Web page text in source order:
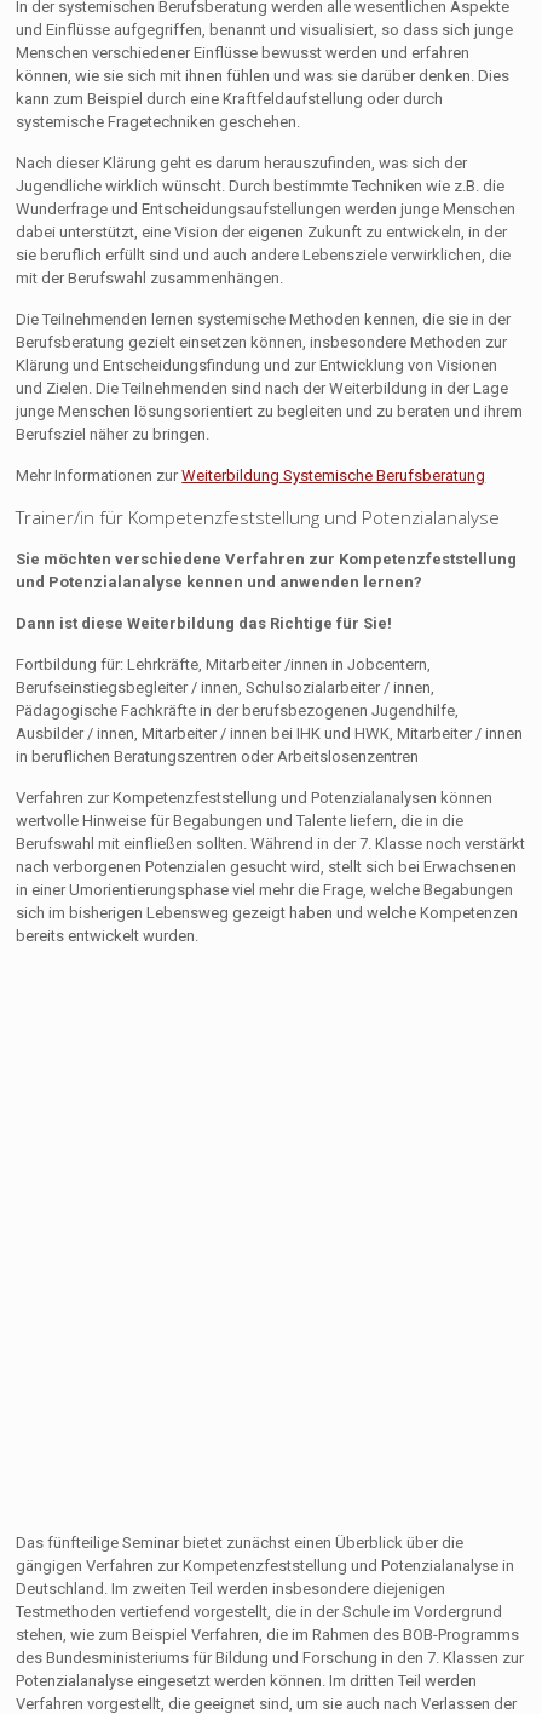
In der systemischen Berufsberatung werden alle wesentlichen Aspekte
und Einflüsse aufgegriffen, benannt und visualisiert, so dass sich junge
Menschen verschiedener Einflüsse bewusst werden und erfahren
können, wie sie sich mit ihnen fühlen und was sie darüber denken. Dies
kann zum Beispiel durch eine Kraftfeldaufstellung oder durch
systemische Fragetechniken geschehen.
Nach dieser Klärung geht es darum herauszufinden, was sich der
Jugendliche wirklich wünscht. Durch bestimmte Techniken wie z.B. die
Wunderfrage und Entscheidungsaufstellungen werden junge Menschen
dabei unterstützt, eine Vision der eigenen Zukunft zu entwickeln, in der
sie beruflich erfüllt sind und auch andere Lebensziele verwirklichen, die
mit der Berufswahl zusammenhängen.
Die Teilnehmenden lernen systemische Methoden kennen, die sie in der
Berufsberatung gezielt einsetzen können, insbesondere Methoden zur
Klärung und Entscheidungsfindung und zur Entwicklung von Visionen
und Zielen. Die Teilnehmenden sind nach der Weiterbildung in der Lage
junge Menschen lösungsorientiert zu begleiten und zu beraten und ihrem
Berufsziel näher zu bringen.
Mehr Informationen zurWeiterbildung Systemische Berufsberatung
Trainer/in für Kompetenzfeststellung und Potenzialanalyse
Sie möchten verschiedene Verfahren zur Kompetenzfeststellung
und Potenzialanalyse kennen und anwenden lernen?
Dann ist diese Weiterbildung das Richtige für Sie!
Fortbildung für: Lehrkräfte, Mitarbeiter /innen in Jobcentern,
Berufseinstiegsbegleiter / innen, Schulsozialarbeiter / innen,
Pädagogische Fachkräfte in der berufsbezogenen Jugendhilfe,
Ausbilder / innen, Mitarbeiter / innen bei IHK und HWK, Mitarbeiter / innen
in beruflichen Beratungszentren oder Arbeitslosenzentren
Verfahren zur Kompetenzfeststellung und Potenzialanalysen können
wertvolle Hinweise für Begabungen und Talente liefern, die in die
Berufswahl mit einfließen sollten. Während in der 7. Klasse noch verstärkt
nach verborgenen Potenzialen gesucht wird, stellt sich bei Erwachsenen
in einer Umorientierungsphase viel mehr die Frage, welche Begabungen
sich im bisherigen Lebensweg gezeigt haben und welche Kompetenzen
bereits entwickelt wurden.
Das fünfteilige Seminar bietet zunächst einen Überblick über die
gängigen Verfahren zur Kompetenzfeststellung und Potenzialanalyse in
Deutschland. Im zweiten Teil werden insbesondere diejenigen
Testmethoden vertiefend vorgestellt, die in der Schule im Vordergrund
stehen, wie zum Beispiel Verfahren, die im Rahmen des BOB-Programms
des Bundesministeriums für Bildung und Forschung in den 7. Klassen zur
Potenzialanalyse eingesetzt werden können. Im dritten Teil werden
Verfahren vorgestellt, die geeignet sind, um sie auch nach Verlassen der